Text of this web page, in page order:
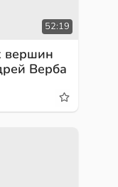
52:19
вершин
Верба